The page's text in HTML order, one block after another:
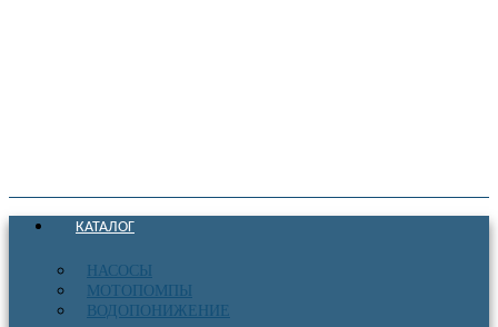
КАТАЛОГ
НАСОСЫ
МОТОПОМПЫ
ВОДОПОНИЖЕНИЕ